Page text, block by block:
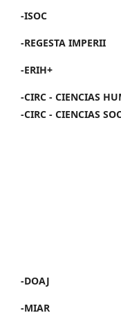
-ISOC
-REGESTA IMPERII
-ERIH+
-CIRC - CIENCIAS
-CIRC - CIENCIAS
-DOAJ
-MIAR